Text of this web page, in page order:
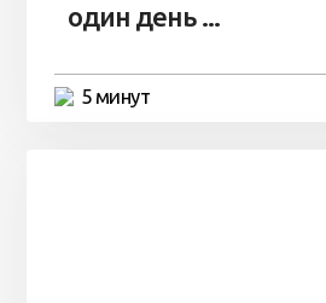
один день ...
5 минут